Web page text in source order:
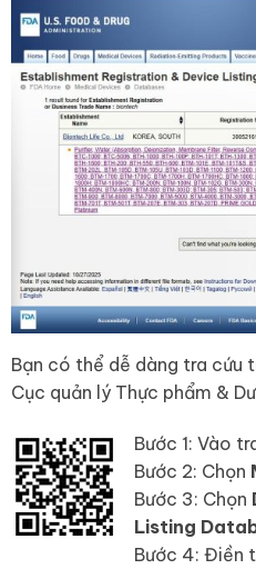
Bạn có thể dễ dàng tra cứu
Cục quản lý Thực phẩm &
Bước 1: Vào
Bước 2: Chọn
Bước 3: Chọn
Listing
Bước 4: Điền